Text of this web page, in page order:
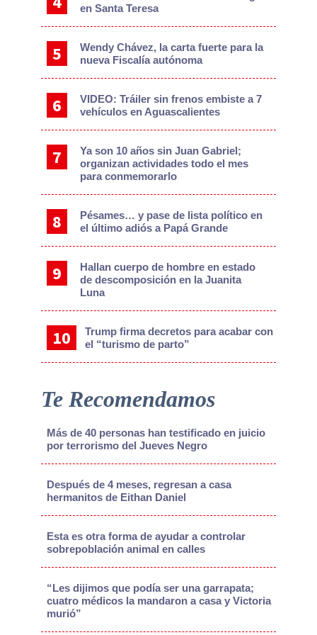
en Santa Teresa
Wendy Chávez, la carta fuerte para la
nueva Fiscalía autónoma
VIDEO: Tráiler sin frenos embiste a 7
vehículos en Aguascalientes
Ya son 10 años sin Juan Gabriel;
organizan actividades todo el mes
para conmemorarlo
Pésames… y pase de lista político en
el último adiós a Papá Grande
Hallan cuerpo de hombre en estado
de descomposición en la Juanita
Luna
Trump firma decretos para acabar con
el “turismo de parto”
Te Recomendamos
Más de 40 personas han testificado en juicio
por terrorismo del Jueves Negro
Después de 4 meses, regresan a casa
hermanitos de Eithan Daniel
Esta es otra forma de ayudar a controlar
sobrepoblación animal en calles
“Les dijimos que podía ser una garrapata;
cuatro médicos la mandaron a casa y Victoria
murió”